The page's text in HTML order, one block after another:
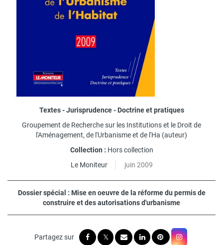
Textes - Jurisprudence - Doctrine et pratiques
Groupement de Recherche sur les Institutions et le Droit de
l'Aménagement, de l'Urbanisme et de l'Ha (auteur)
Collection : Hors collection
Le Moniteur
juin 2009
Dossier spécial : Mise en oeuvre de la réforme du permis de
construire et des autorisations d'urbanisme